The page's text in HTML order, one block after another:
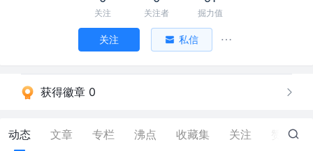
关注 关注者 掘力值
关注 私信
获得徽章 0
动态 文章 专栏 沸点 收藏集 关注 2